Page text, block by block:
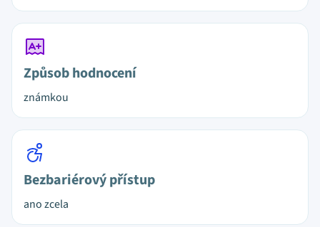
Způsob hodnocení
známkou
Bezbariérový přístup
ano zcela